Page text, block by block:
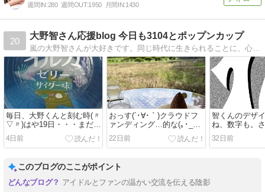
週間IN:280 週間OUT:1950 月間IN:1430
20
大野智さん応援blog 今日も3104とポップンカップ
嵐の大野智さんが大好きです。同じ時代に生きられることに、心から感謝しています(*´ー｀*)
毎日、大野くんと刻む時(〃
▽〃)はや19日・・・まだ
19日？しあわせ増幅中～♪
4日前
おっす(´･∀･｀)クラウドフ
ァンディング…的な(｡･_･｡)
みんなで作る『大野智の島
「さと島』
22日前
智くんのデザ
ね、数字も。
ンまで、あと
ぐ あと9日！
32日前
このブログのここがポイント
アイドルとファンの温かい交流を伝える陰影